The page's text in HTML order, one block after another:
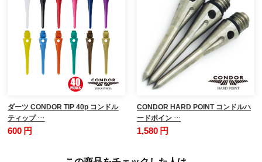
ダーツ CONDOR TIP 40p コンドル
ティップ …
600 円
CONDOR HARD POINT コンドルハ
ードポイン …
1,580 円